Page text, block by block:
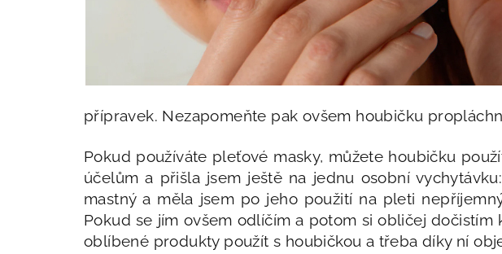
přípravek. Nezapomeňte pak ovšem houbičku
Pokud používáte pleťové masky, můžete houbičku
účelům a přišla jsem ještě na jednu osobní
mastný a měla jsem po jeho použití na pleti
Pokud se jím ovšem odlíčím a potom si obličej
oblíbené produkty použít s houbičkou a třeba díky ní